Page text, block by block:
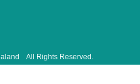
All Rights Reserved.